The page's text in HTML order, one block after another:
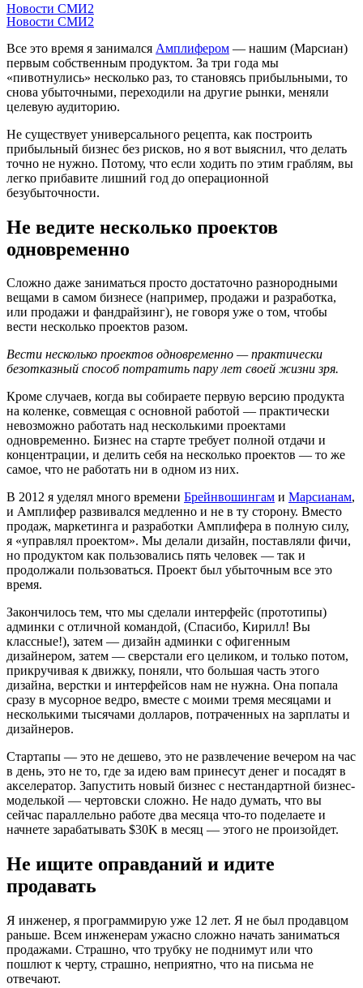
Новости СМИ2
Новости СМИ2
Все это время я занимался Амплифером — нашим (Марсиан)
первым собственным продуктом. За три года мы
«пивотнулись» несколько раз, то становясь прибыльными, то
снова убыточными, переходили на другие рынки, меняли
целевую аудиторию.
Не существует универсального рецепта, как построить
прибыльный бизнес без рисков, но я вот выяснил, что делать
точно не нужно. Потому, что если ходить по этим граблям, вы
легко прибавите лишний год до операционной
безубыточности.
Не ведите несколько проектов
одновременно
Сложно даже заниматься просто достаточно разнородными
вещами в самом бизнесе (например, продажи и разработка,
или продажи и фандрайзинг), не говоря уже о том, чтобы
вести несколько проектов разом.
Вести несколько проектов одновременно — практически
безотказный способ потратить пару лет своей жизни зря.
Кроме случаев, когда вы собираете первую версию продукта
на коленке, совмещая с основной работой — практически
невозможно работать над несколькими проектами
одновременно. Бизнес на старте требует полной отдачи и
концентрации, и делить себя на несколько проектов — то же
самое, что не работать ни в одном из них.
В 2012 я уделял много времени Брейнвошингам и Марсианам,
и Амплифер развивался медленно и не в ту сторону. Вместо
продаж, маркетинга и разработки Амплифера в полную силу,
я «управлял проектом». Мы делали дизайн, поставляли фичи,
но продуктом как пользовались пять человек — так и
продолжали пользоваться. Проект был убыточным все это
время.
Закончилось тем, что мы сделали интерфейс (прототипы)
админки с отличной командой, (Спасибо, Кирилл! Вы
классные!), затем — дизайн админки с офигенным
дизайнером, затем — сверстали его целиком, и только потом,
прикручивая к движку, поняли, что большая часть этого
дизайна, верстки и интерфейсов нам не нужна. Она попала
сразу в мусорное ведро, вместе с моими тремя месяцами и
несколькими тысячами долларов, потраченных на зарплаты и
дизайнеров.
Стартапы — это не дешево, это не развлечение вечером на час
в день, это не то, где за идею вам принесут денег и посадят в
акселератор. Запустить новый бизнес с нестандартной бизнес-
моделькой — чертовски сложно. Не надо думать, что вы
сейчас параллельно работе два месяца что-то поделаете и
начнете зарабатывать $30K в месяц — этого не произойдет.
Не ищите оправданий и идите
продавать
Я инженер, я программирую уже 12 лет. Я не был продавцом
раньше. Всем инженерам ужасно сложно начать заниматься
продажами. Страшно, что трубку не поднимут или что
пошлют к черту, страшно, неприятно, что на письма не
отвечают.